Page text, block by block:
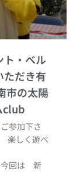
ト・ベル
ただき有
参加下さ
楽しく遊べ
新
！